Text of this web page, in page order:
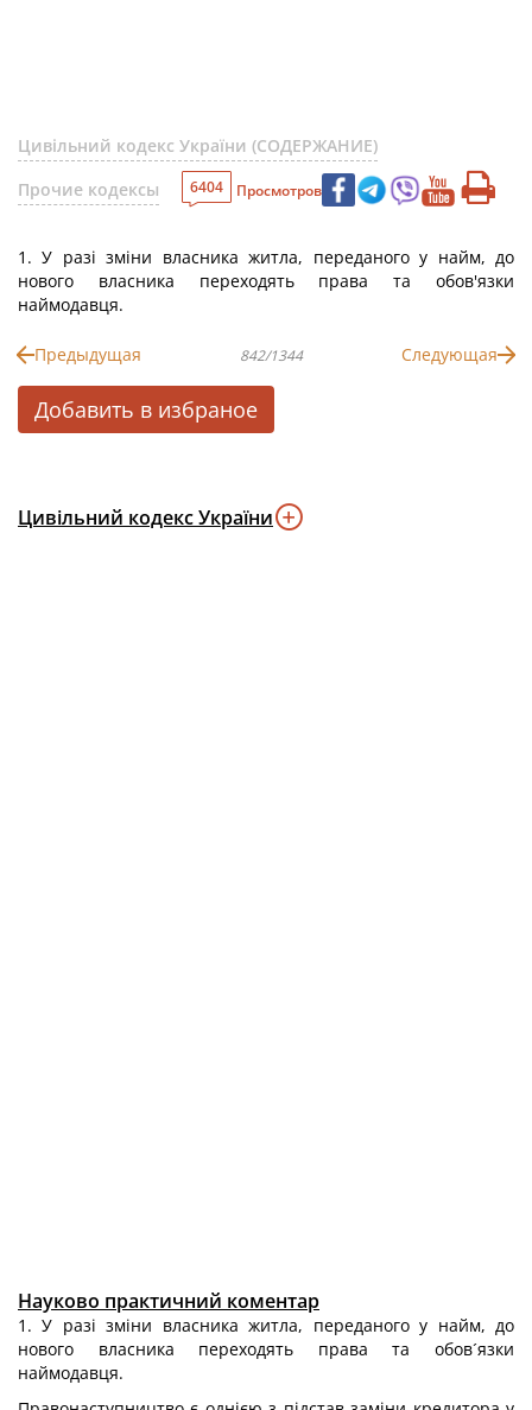
Цивільний кодекс України (СОДЕРЖАНИЕ)
Прочие кодексы
6404 Просмотров
1. У разі зміни власника житла, переданого у найм, до
нового власника переходять права та обов'язки
наймодавця.
Предыдущая 842/1344 Следующая
Добавить в избраное
Цивільний кодекс України
Науково практичний коментар
1. У разі зміни власника житла, переданого у найм, до
нового власника переходять права та обов´язки
наймодавця.